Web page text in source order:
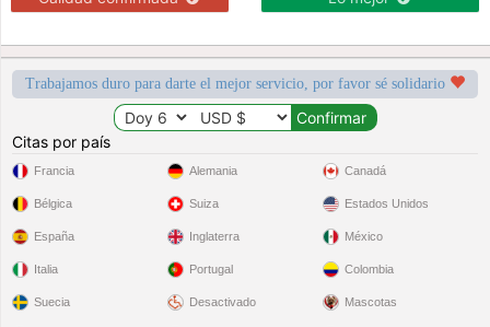
Trabajamos duro para darte el mejor servicio, por favor sé solidario
Citas por país
Francia
Bélgica
España
Italia
Suecia
Alemania
Suiza
Inglaterra
Portugal
Desactivado
Canadá
Estados Unidos
México
Colombia
Mascotas